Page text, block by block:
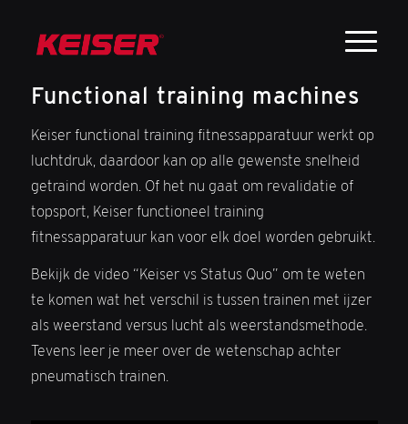
Functional training machines
Keiser functional training fitnessapparatuur werkt op
luchtdruk, daardoor kan op alle gewenste snelheid
getraind worden. Of het nu gaat om revalidatie of
topsport, Keiser functioneel training
fitnessapparatuur kan voor elk doel worden gebruikt.
Bekijk de video “Keiser vs Status Quo” om te weten
te komen wat het verschil is tussen trainen met ijzer
als weerstand versus lucht als weerstandsmethode.
Tevens leer je meer over de wetenschap achter
pneumatisch trainen.